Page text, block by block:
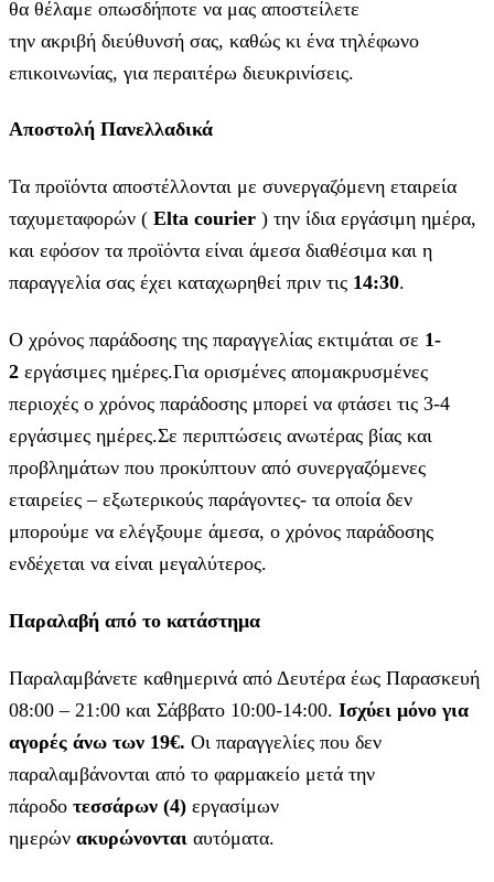
θα θέλαμε οπωσδήποτε να μας αποστείλετε
την ακριβή διεύθυνσή σας, καθώς κι ένα τηλέφωνο
επικοινωνίας, για περαιτέρω διευκρινίσεις.
Αποστολή Πανελλαδικά
Τα προϊόντα αποστέλλονται με συνεργαζόμενη εταιρεία
ταχυμεταφορών ( Elta courier ) την ίδια εργάσιμη ημέρα,
και εφόσον τα προϊόντα είναι άμεσα διαθέσιμα και η
παραγγελία σας έχει καταχωρηθεί πριν τις 14:30.
Ο χρόνος παράδοσης της παραγγελίας εκτιμάται σε 1-
2 εργάσιμες ημέρες.Για ορισμένες απομακρυσμένες
περιοχές ο χρόνος παράδοσης μπορεί να φτάσει τις 3-4
εργάσιμες ημέρες.Σε περιπτώσεις ανωτέρας βίας και
προβλημάτων που προκύπτουν από συνεργαζόμενες
εταιρείες – εξωτερικούς παράγοντες- τα οποία δεν
μπορούμε να ελέγξουμε άμεσα, ο χρόνος παράδοσης
ενδέχεται να είναι μεγαλύτερος.
Παραλαβή από το κατάστημα
Παραλαμβάνετε καθημερινά από Δευτέρα έως Παρασκευή
08:00 – 21:00 και Σάββατο 10:00-14:00. Ισχύει μόνο για
αγορές άνω των 19€. Οι παραγγελίες που δεν
παραλαμβάνονται από το φαρμακείο μετά την
πάροδο τεσσάρων (4) εργασίμων
ημερών ακυρώνονται αυτόματα.